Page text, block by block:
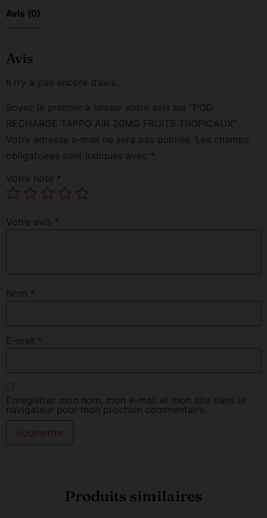
Avis (0)
Avis
Il n’y a pas encore d’avis.
Soyez le premier à laisser votre avis sur “POD
RECHARGE TAPPO AIR 20MG FRUITS TROPICAUX”
Votre adresse e-mail ne sera pas publiée. Les champs
obligatoires sont indiqués avec *
Votre note *
Votre avis *
Nom *
E-mail *
Enregistrer mon nom, mon e-mail et mon site dans le
navigateur pour mon prochain commentaire.
Produits similaires